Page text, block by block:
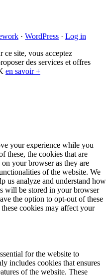
· WordPress · Log in
ce site, vous acceptez
des services et offres
en savoir +
your experience while you
these, the cookies that are
on your browser as they are
of the website. We
us analyze and understand how
will be stored in your browser
the option to opt-out of these
cookies may affect your
for the website to
includes cookies that ensures
of the website. These